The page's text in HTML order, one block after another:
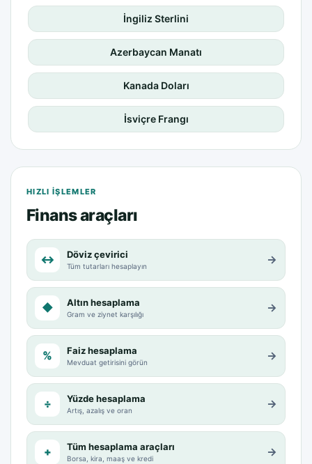
İngiliz Sterlini
Azerbaycan Manatı
Kanada Doları
İsviçre Frangı
HIZLI IŞLEMLER
Finans araçları
↔ Döviz çevirici
Tüm tutarları hesaplayın →
◆ Altın hesaplama
Gram ve ziynet karşılığı →
% Faiz hesaplama
Mevduat getirisini görün →
÷ Yüzde hesaplama
Artış, azalış ve oran →
+ Tüm hesaplama araçları
Borsa, kira, maaş ve kredi →